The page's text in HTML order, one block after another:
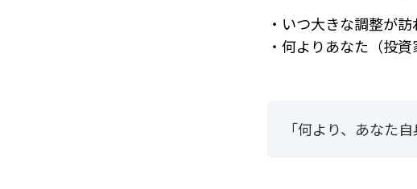
・いつ大きな調整が訪
・何よりあなた（投
「何より、あなた